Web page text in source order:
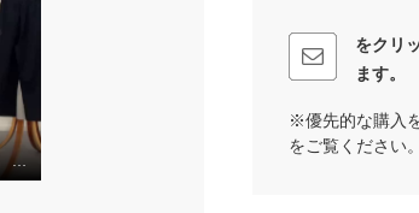
HE・ERA ダブルガーゼ パンツ
をクリ
ます。
※優先的な購入
をご覧ください。